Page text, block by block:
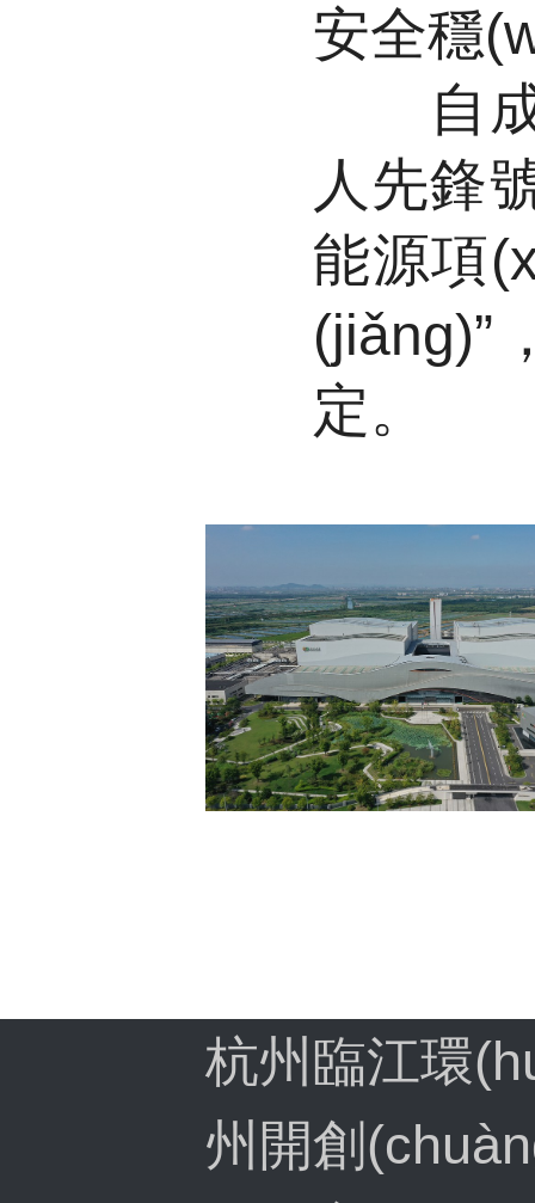
安全穩
自成立
人先鋒
能源項
(jiǎng)”
定。
杭州臨江環
州開創